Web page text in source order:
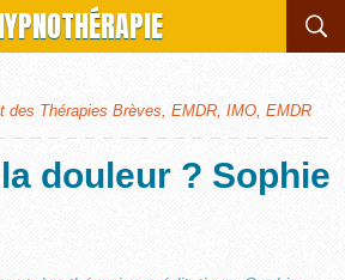
des Thérapies Brèves, EMDR, IMO, EMDR
douleur ? Sophie